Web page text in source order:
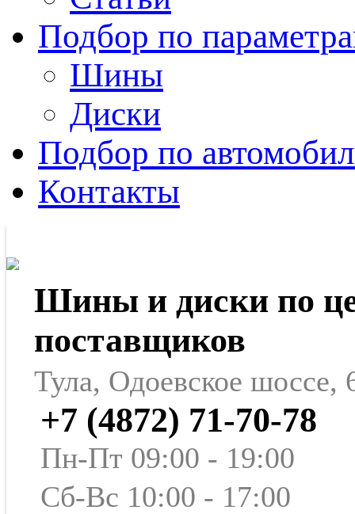
Подбор по
Шины
Диски
Подбор по
Контакты
Шины и диски по
поставщиков
Тула, Одоевское шоссе,
+7 (4872) 71-70-78
Пн-Пт 09:00 - 19:00
Сб-Вс 10:00 - 17:00